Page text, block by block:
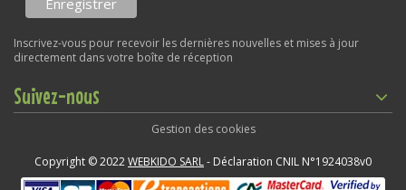
Inscrivez-vous pour recevoir les dernières nouvelles et mises à jour
directement dans votre boîte de réception
Suivez-nous
Gestion des cookies
Copyright © 2022WEBKIDO SARL- Déclaration CNIL N°1924038v0